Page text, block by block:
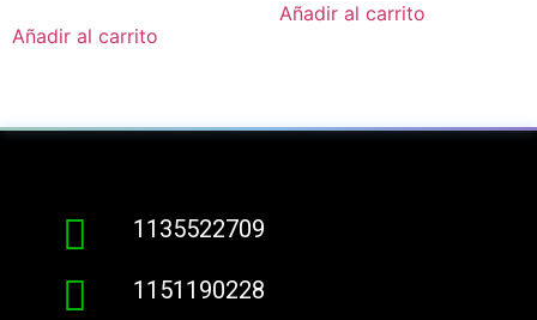
Añadir al carrito
Añadir al carrito
1135522709
1151190228